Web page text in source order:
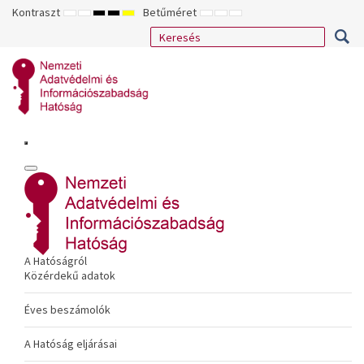
Kontraszt ALAPÉRTELMEZETT
ÉJSZAKAI
NAGY
KONTRASZTÚ
NAGY
KONTRASZTÚ
NAGY
KONTRASZTÚ
SÁRGA
FEKETE
Betűméret KISEBB
BETŰTÍPUS
ALAPÉRTELMEZETT
BETŰMÉRET
NAGYOBB
BETŰMÉRET
A Hatóságról
Közérdekű adatok
Éves beszámolók
A Hatóság eljárásai